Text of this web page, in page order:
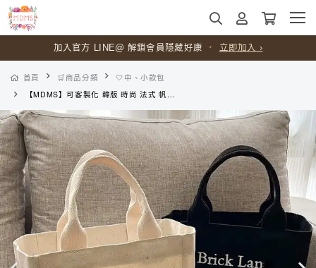
加入官方 LINE@ 解鎖會員隱藏好康 ・ 立即加入 ›
首頁 🛒商品分類
🤍中、小款包
【MDMS】可客製化 韓版 時尚 法式 帆布包 手提袋 日式小包 學生飯盒袋 便當袋 遛彎袋 購物袋 帆布袋 M058